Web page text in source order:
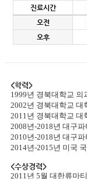
진료시간
오전
오후
<학력>
1999년 경북대학교 의
2002년 경북대학교 대
2011년 경북대학교 대
2008년-2018년 대구
2010년-2018년 대구
2014년-2015년 미국
<수상경력>
2011년 5월 대한류마